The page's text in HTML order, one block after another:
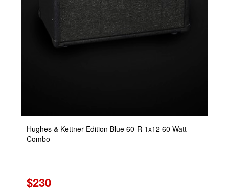
Hughes & Kettner Edition Blue 60-R 1x12 60 Watt
Combo
$230